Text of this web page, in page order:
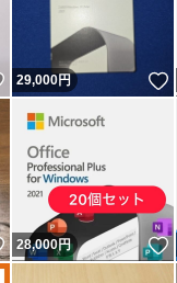
いいね！
29,000円
いいね！
28,000円